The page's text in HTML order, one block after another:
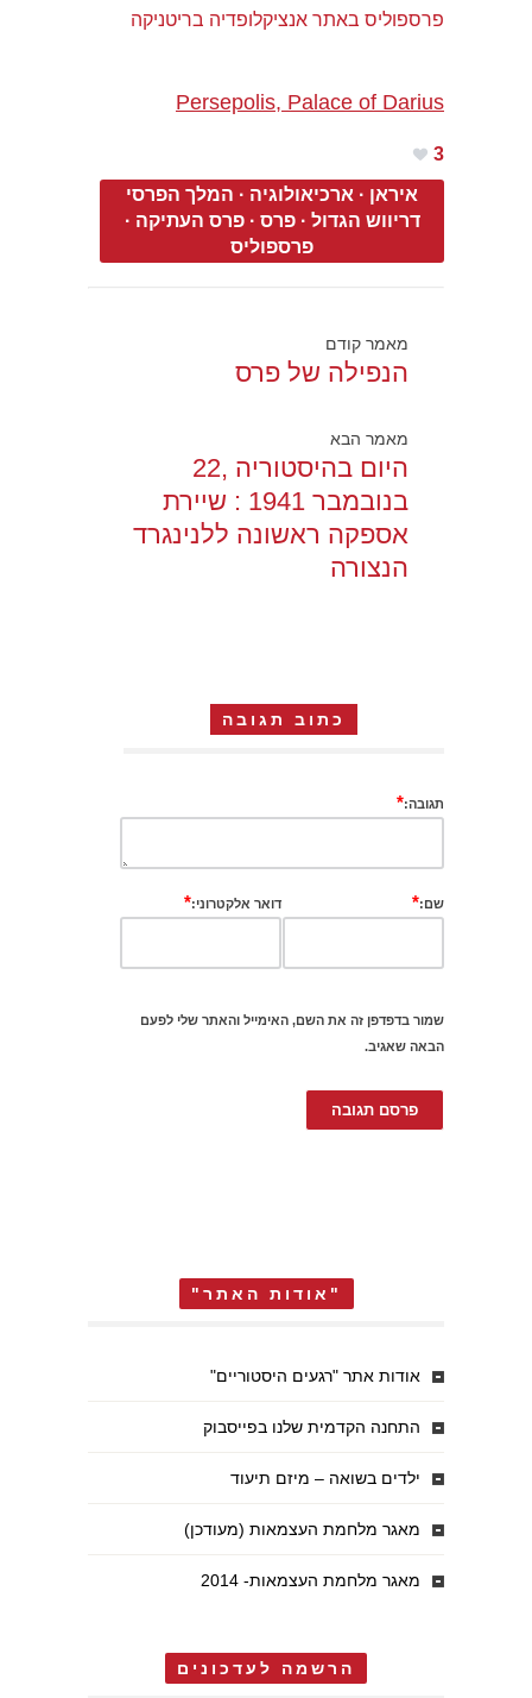
פרספוליס באתר אנציקלופדיה בריטניקה
Persepolis, Palace of Darius
3
איראן · ארכיאולוגיה · המלך הפרסי
דריווש הגדול ·פרס ·פרס העתיקה ·
פרספוליס
מאמר קודם
הנפילה של פרס
מאמר הבא
היום בהיסטוריה ,22
בנובמבר 1941 : שיירת
אספקה ראשונה ללנינגרד
הנצורה
כתוב תגובה
תגובה:*
שם:* דואר אלקטרוני:*
שמור בדפדפן זה את השם, האימייל והאתר שלי לפעם
הבאה שאגיב.
"אודות האתר"
אודות אתר "רגעים היסטוריים"
התחנה הקדמית שלנו בפייסבוק
ילדים בשואה – מיזם תיעוד
מאגר מלחמת העצמאות (מעודכן)
מאגר מלחמת העצמאות- 2014
הרשמה לעדכונים